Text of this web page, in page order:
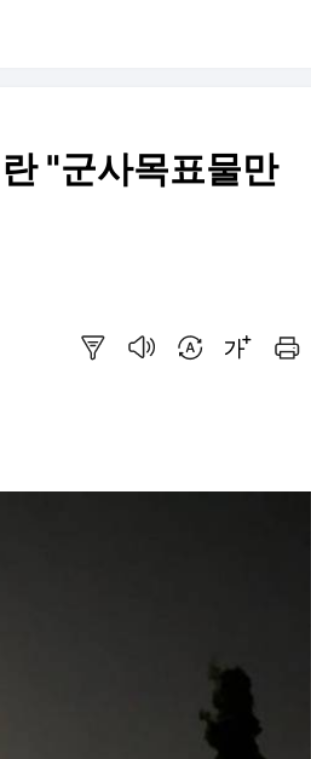
"군사목표물만